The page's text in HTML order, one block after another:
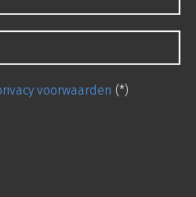
voorwaarden (*)